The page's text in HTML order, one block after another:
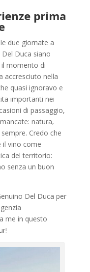
prima
due giornate a
Duca siano
momento di
accresciuto nella
quasi ignoravo e
importanti nei
di passaggio,
natura,
Credo che
il vino come
del territorio:
senza un buon
Del Duca per
me in questo